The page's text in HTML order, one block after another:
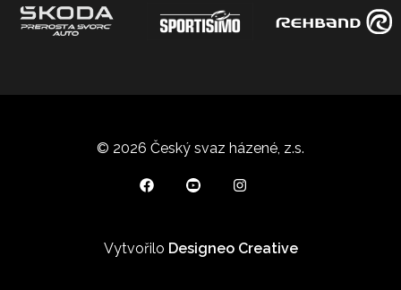
© 2026 Český svaz házené, z.s.
Vytvořilo Designeo Creative